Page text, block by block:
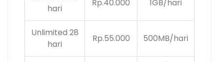
hari
Rp.40.000 1GB/hari
Unlimited 28
hari
Rp.55.000 500MB/hari